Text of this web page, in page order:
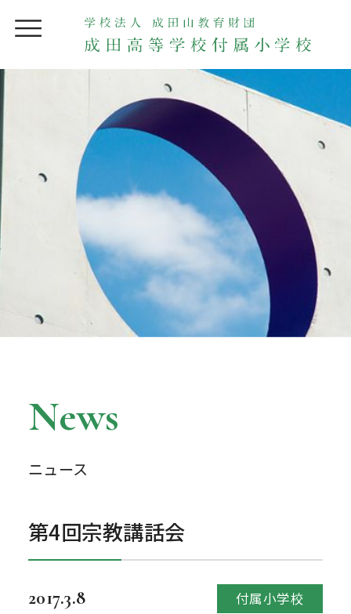
News
ニュース
第4回宗教講話会
2017.3.8 付属小学校